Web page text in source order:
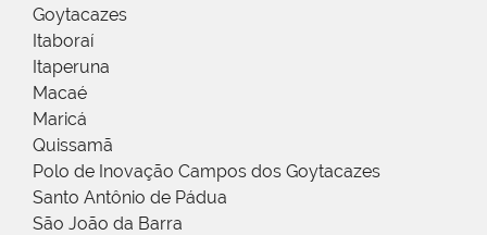
Goytacazes
Itaboraí
Itaperuna
Macaé
Maricá
Quissamã
Polo de Inovação Campos dos Goytacazes
Santo Antônio de Pádua
São João da Barra